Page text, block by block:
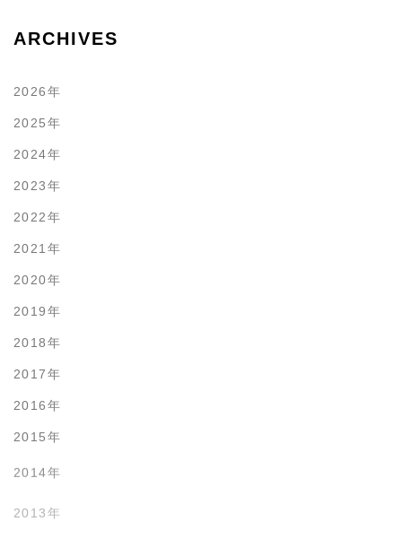
ARCHIVES
2026年
2025年
2024年
2023年
2022年
2021年
2020年
2019年
2018年
2017年
2016年
2015年
2014年